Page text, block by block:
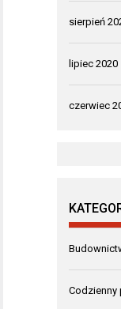
sierpień
lipiec 2020
czerwiec
Codzienny